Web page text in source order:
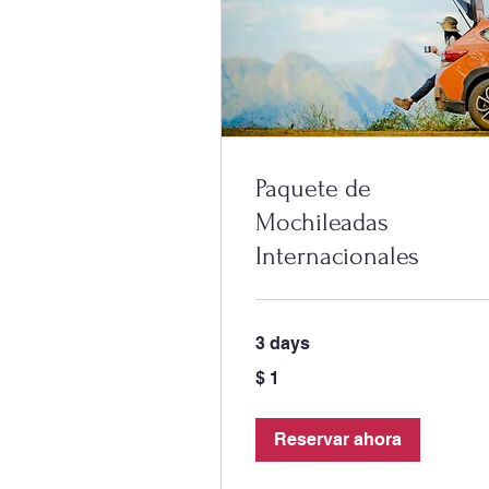
Paquete de
Mochileadas
Internacionales
3 days
peso
$ 1
Reservar ahora